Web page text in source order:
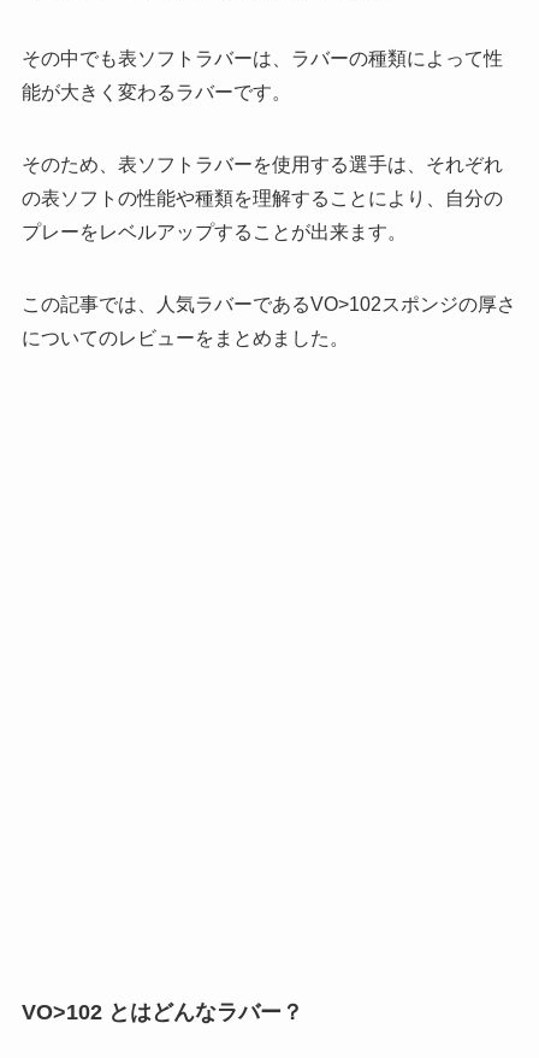
その中でも表ソフトラバーは、ラバーの種類によって性
能が大きく変わるラバーです。
そのため、表ソフトラバーを使用する選手は、それぞれ
の表ソフトの性能や種類を理解することにより、自分の
プレーをレベルアップすることが出来ます。
この記事では、人気ラバーであるVO>102スポンジの厚さ
についてのレビューをまとめました。
VO>102 とはどんなラバー？